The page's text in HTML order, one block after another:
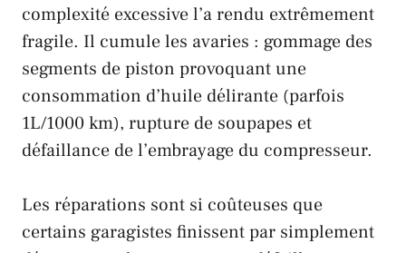
complexité excessive l’a rendu extrêmement
fragile. Il cumule les avaries : gommage des
segments de piston provoquant une
consommation d’huile délirante (parfois
1L/1000 km), rupture de soupapes et
défaillance de l’embrayage du compresseur.
Les réparations sont si coûteuses que
certains garagistes finissent par simplement